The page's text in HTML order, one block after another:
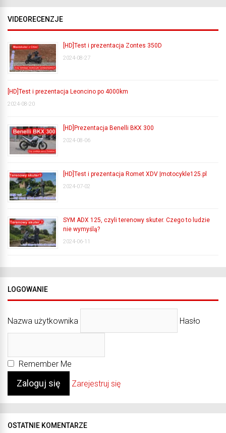
VIDEORECENZJE
[HD]Test i prezentacja Zontes 350D
2024-08-27
[HD]Test i prezentacja Leoncino po 4000km
2024-08-20
[HD]Prezentacja Benelli BKX 300
2024-08-06
[HD]Test i prezentacja Romet XDV |motocykle125.pl
2024-07-02
SYM ADX 125, czyli terenowy skuter. Czego to ludzie
nie wymyślą?
2024-06-11
LOGOWANIE
Nazwa użytkownika Hasło
Remember Me
Zarejestruj się
OSTATNIE KOMENTARZE